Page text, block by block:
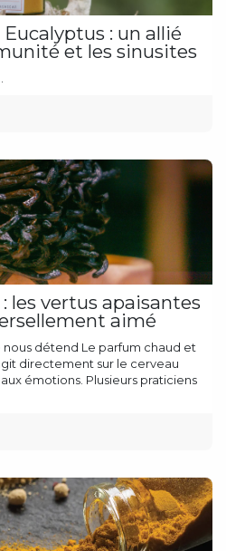
: un allié
et les sinusites
les vertus apaisantes
aimé
détend Le parfum chaud et
directement sur le cerveau
émotions. Plusieurs praticiens